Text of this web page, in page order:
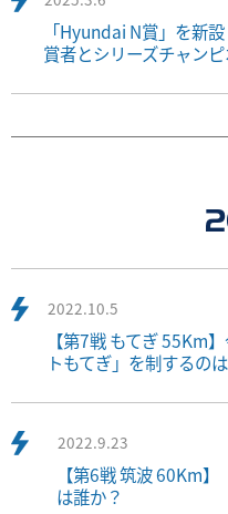
「Hyundai N賞」を新
賞者とシリーズチャン
2022.10.5
【第7戦 もてぎ 55Km
トもてぎ」を制するの
2022.9.23
【第6戦 筑波 60Km
は誰か？